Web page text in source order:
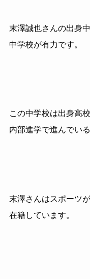
末澤誠也さんの出身
中学校が有力です。
この中学校は出身高
内部進学で進んでい
末澤さんはスポーツ
在籍しています。